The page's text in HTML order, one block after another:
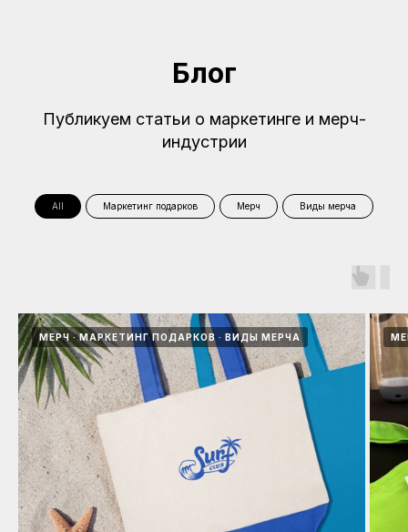
Блог
Публикуем статьи о маркетинге и мерч-
индустрии
All Маркетинг подарков Мерч Виды мерча
МЕРЧ МАРКЕТИНГ ПОДАРКОВ ВИДЫ МЕРЧА